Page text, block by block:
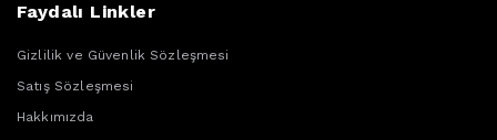
Faydalı Linkler
Gizlilik ve Güvenlik Sözleşmesi
Satış Sözleşmesi
Hakkımızda